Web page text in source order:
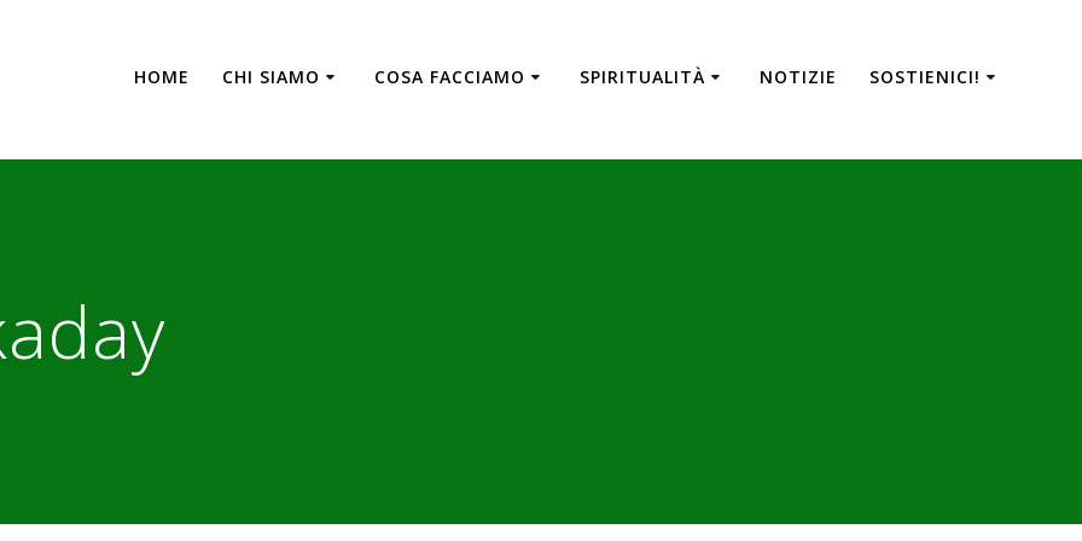
HOME CHI SIAMO COSA FACCIAMO SPIRITUALITÀ NOTIZIE SOSTIENICI!